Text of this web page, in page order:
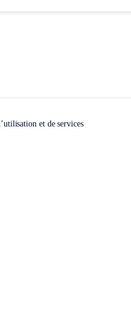
et de services